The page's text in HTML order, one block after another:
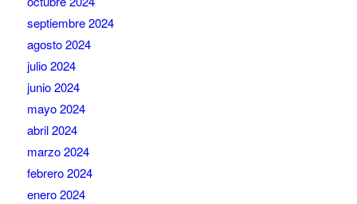
septiembre 2024
agosto 2024
julio 2024
junio 2024
mayo 2024
abril 2024
marzo 2024
febrero 2024
enero 2024